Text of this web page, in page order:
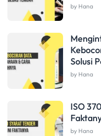
by Hana
Solusi
by Hana
ISO
by Hana